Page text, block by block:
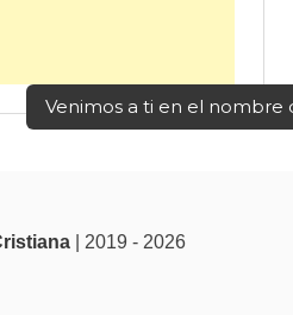
Venimos a ti en el nombre
| 2019 - 2026